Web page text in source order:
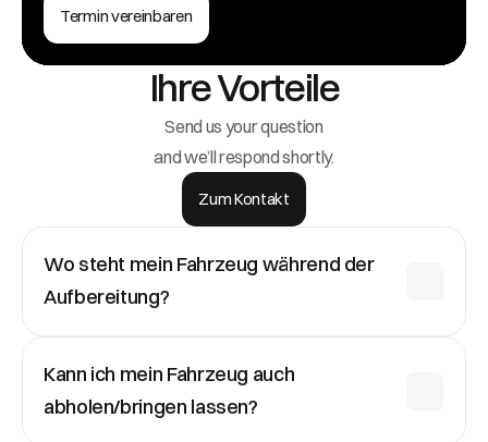
Termin vereinbaren
Ihre Vorteile
Send us your question
and we’ll respond shortly.
Zum Kontakt
Wo steht mein Fahrzeug während der
Aufbereitung?
Aufbereitung trocken in einer abgeschlossenen und
videoüberwachten Halle.
Kann ich mein Fahrzeug auch
abholen/bringen lassen?